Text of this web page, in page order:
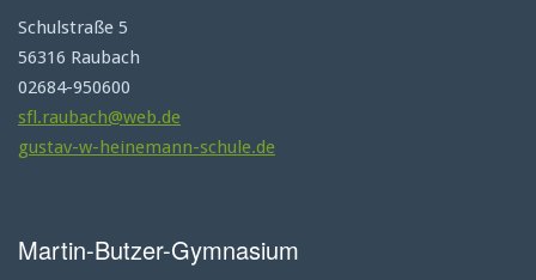
Schulstraße 5
56316 Raubach
02684-950600
sfl.raubach@web.de
gustav-w-heinemann-schule.de
Martin-Butzer-Gymnasium